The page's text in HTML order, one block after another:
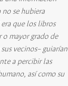
se hubiera
que los libros
o mayor grado de
vecinos– guiarían
a percibir las
así como su